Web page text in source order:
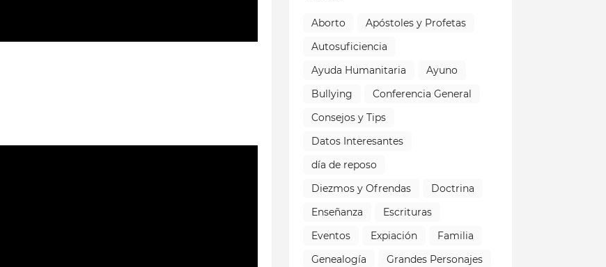
Aborto
Apóstoles y Profetas
Autosuficiencia
Ayuda Humanitaria
Ayuno
Bullying
Conferencia General
Consejos y Tips
Datos Interesantes
día de reposo
Diezmos y Ofrendas
Doctrina
Enseñanza
Escrituras
Eventos
Expiación
Familia
Genealogía
Grandes Personajes